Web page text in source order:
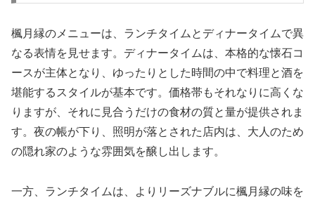
楓月縁のメニューは、ランチタイムとディナータイムで異
なる表情を見せます。ディナータイムは、本格的な懐石コ
ースが主体となり、ゆったりとした時間の中で料理と酒を
堪能するスタイルが基本です。価格帯もそれなりに高くな
りますが、それに見合うだけの食材の質と量が提供されま
す。夜の帳が下り、照明が落とされた店内は、大人のため
の隠れ家のような雰囲気を醸し出します。
一方、ランチタイムは、よりリーズナブルに楓月縁の味を